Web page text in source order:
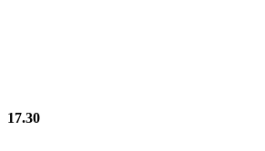
17.30